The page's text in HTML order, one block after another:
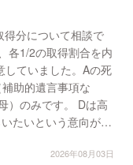
得分について相談で
していました。Aの死
助的遺言事項な
）のみです。 Dは高
たいという意向があ
2026年08月03日